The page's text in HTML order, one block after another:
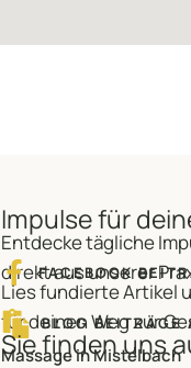
Impulse für
Entdecke tägliche
direkt aus unserer
FACEBOOK
Lies fundierte Artikel
für deinen Weg zur
BLOG BEITRÄGE
Sie finden uns
Massage in Mistelbach